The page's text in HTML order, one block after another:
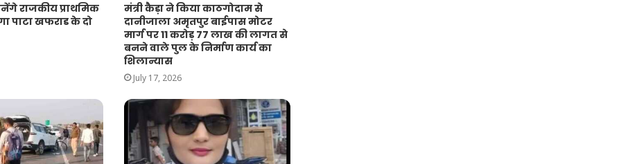
राजकीय प्राथमिक
पाटा खफराड के दो
मंत्री कैड़ा ने किया काठगोदाम से
दानीजाला अमृतपुर बाईपास मोटर
मार्ग पर 11 करोड़ 77 लाख की लागत से
बनने वाले पुल के निर्माण कार्य का
शिलान्यास
July 17, 2026